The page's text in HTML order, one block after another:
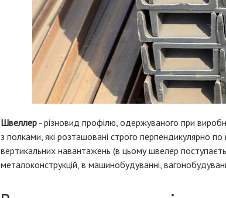
Швеллер - різновид профілю, одержуваного при
з полками, які розташовані строго перпендикулярно
вертикальних навантажень (в цьому швелер
металоконструкцій, в машинобудуванні,